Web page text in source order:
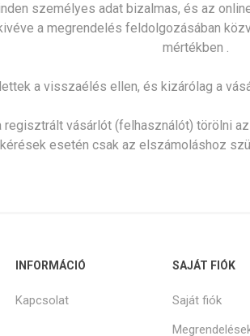
személyes adat bizalmas, és az
a megrendelés feldolgozásában
mértékben .
a visszaélés ellen, és kizárólag a
vásárlót (felhasználót) törölni
esetén csak az elszámoláshoz
INFORMÁCIÓ
Kapcsolat
SAJÁT FIÓK
Saját fiók